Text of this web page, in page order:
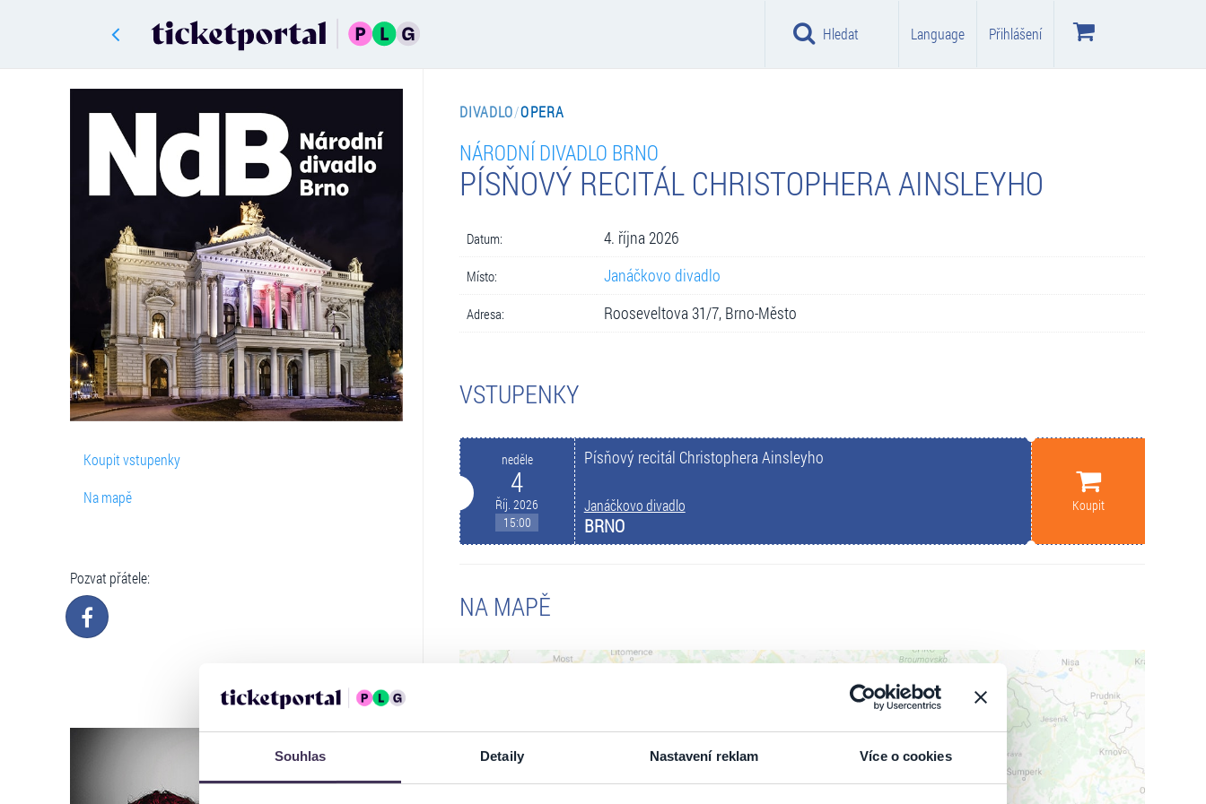
Souhlas Detaily Nastavení reklam Více o cookies
Hledat Language Přihlášení
Koupit vstupenky
Na mapě
Pozvat přátele:
DIVADLO/OPERA
NÁRODNÍ DIVADLO BRNO
PÍSŇOVÝ RECITÁL CHRISTOPHERA AINSLEYHO
Datum: 4. října 2026
Místo: Janáčkovo divadlo
Adresa: Rooseveltova 31/7, Brno-Město
VSTUPENKY
neděle
4
Říj. 2026
15:00
Písňový recitál Christophera Ainsleyho
Janáčkovo divadlo
BRNO
Koupit
NA MAPĚ